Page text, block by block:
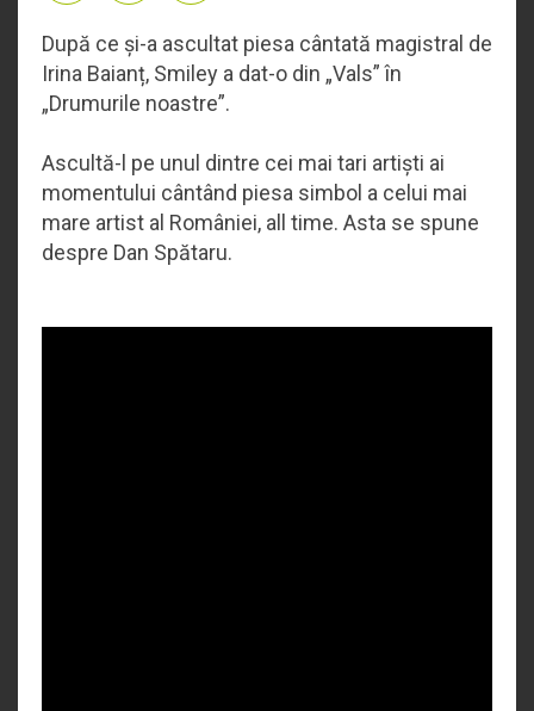
După ce și-a ascultat piesa cântată magistral de
Irina Baianț, Smiley a dat-o din „Vals” în
„Drumurile noastre”.
Ascultă-l pe unul dintre cei mai tari artiști ai
momentului cântând piesa simbol a celui mai
mare artist al României, all time. Asta se spune
despre Dan Spătaru.